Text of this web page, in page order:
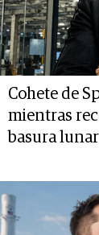
Cohete de
mientras
basura lunar